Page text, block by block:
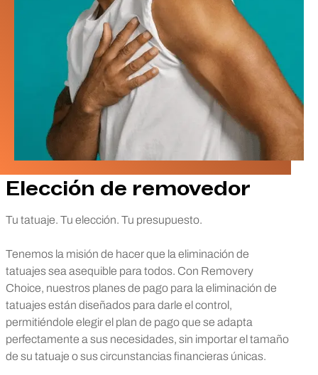
Elección de removedor
Tu tatuaje. Tu elección. Tu presupuesto.
Tenemos la misión de hacer que la eliminación de
tatuajes sea asequible para todos. Con Removery
Choice, nuestros planes de pago para la eliminación de
tatuajes están diseñados para darle el control,
permitiéndole elegir el plan de pago que se adapta
perfectamente a sus necesidades, sin importar el tamaño
de su tatuaje o sus circunstancias financieras únicas.